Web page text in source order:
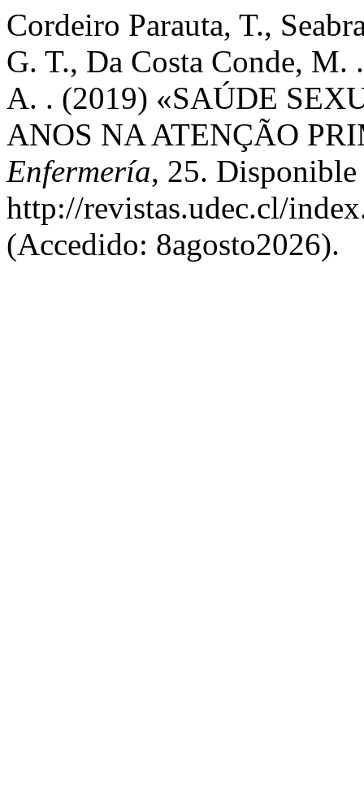
Cordeiro Parauta, T.,
G. T., Da Costa Conde, M.
A. . (2019) «SAÚDE
ANOS NA ATENÇÃO
Enfermería, 25. Disponible
http://revistas.udec.cl/
(Accedido: 8agosto2026).